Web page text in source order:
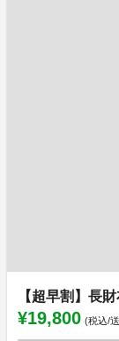
【超早割】長
¥19,800 (税込/